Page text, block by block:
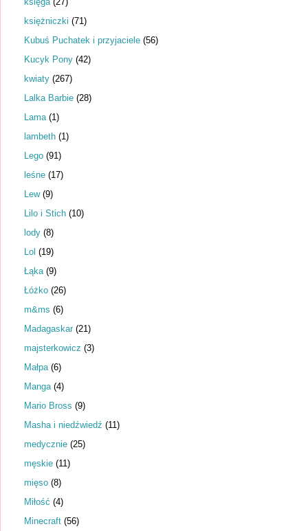
księżniczki (71)
Kubuś Puchatek i przyjaciele (56)
Kucyk Pony (42)
kwiaty (267)
Lalka Barbie (28)
Lama (1)
lambeth (1)
Lego (91)
leśne (17)
Lew (9)
Lilo i Stich (10)
lody (8)
Lol (19)
Łąka (9)
Łóżko (26)
m&ms (6)
Madagaskar (21)
majsterkowicz (3)
Małpa (6)
Manga (4)
Mario Bross (9)
Masha i niedźwiedź (11)
medycznie (25)
męskie (11)
mięso (8)
Miłość (4)
Minecraft (56)